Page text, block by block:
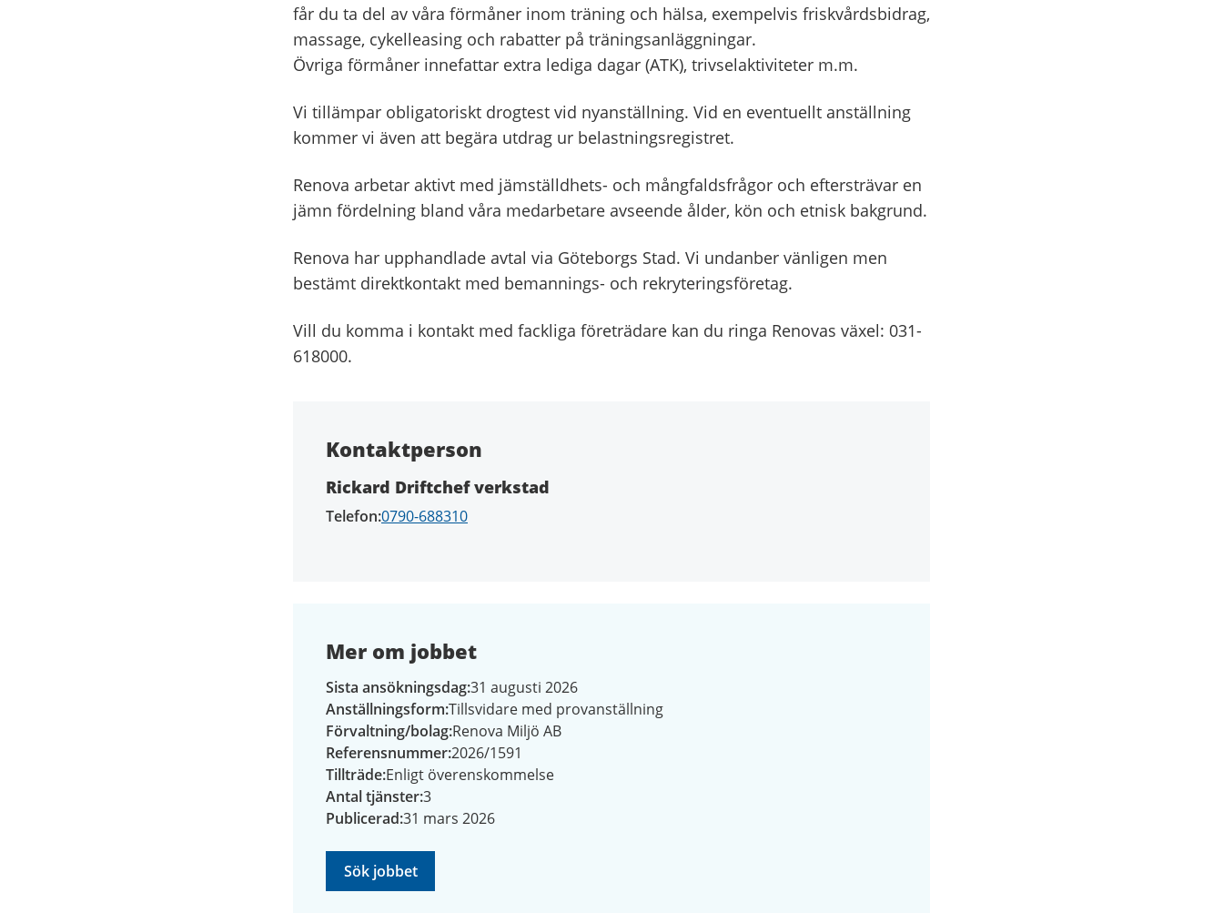
får du ta del av våra förmåner inom träning och hälsa, exempelvis friskvårdsbidrag,
massage, cykelleasing och rabatter på träningsanläggningar.
Övriga förmåner innefattar extra lediga dagar (ATK), trivselaktiviteter m.m.
Vi tillämpar obligatoriskt drogtest vid nyanställning. Vid en eventuellt anställning
kommer vi även att begära utdrag ur belastningsregistret.
Renova arbetar aktivt med jämställdhets- och mångfaldsfrågor och eftersträvar en
jämn fördelning bland våra medarbetare avseende ålder, kön och etnisk bakgrund.
Renova har upphandlade avtal via Göteborgs Stad. Vi undanber vänligen men
bestämt direktkontakt med bemannings- och rekryteringsföretag.
Vill du komma i kontakt med fackliga företrädare kan du ringa Renovas växel: 031-
618000.
Kontaktperson
Rickard Driftchef verkstad
Telefon 0790-688310
Mer om jobbet
Sista ansökningsdag31 augusti 2026
Anställningsform Tillsvidare med provanställning
Förvaltning/bolag Renova Miljö AB
Referensnummer2026/1591
Tillträde Enligt överenskommelse
Antal tjänster3
Publicerad 31 mars 2026
Sök jobbet